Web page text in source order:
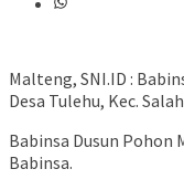
Malteng, SNI.ID :
Desa Tulehu, Kec.
Babinsa Dusun
Babinsa.